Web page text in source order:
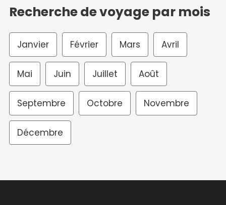
Recherche de voyage par mois
Janvier Février Mars Avril
Mai Juin Juillet Août
Septembre Octobre Novembre
Décembre